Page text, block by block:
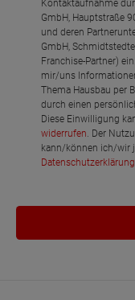
Kontaktaufnahme
GmbH, Hauptstraße
und deren
GmbH,
Franchise-Partner)
mir/uns
Thema Hausbau per
durch einen
Diese Einwilligung
widerrufen . Der
kann/können ich/wir
Datenschutzerklärung